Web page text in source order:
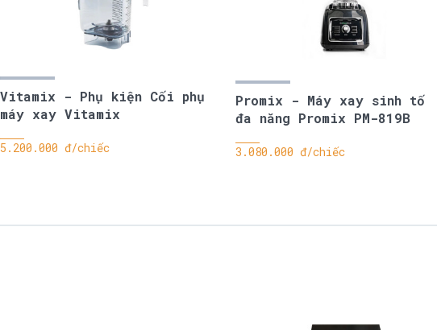
Vitamix - Phụ kiện Cối phụ
máy xay Vitamix
5.200.000 đ/chiếc
Promix - Máy xay sinh tố
đa năng Promix PM-819B
3.080.000 đ/chiếc